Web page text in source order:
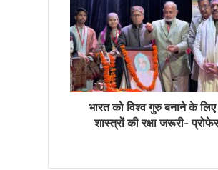
भारत को विश्व गुरु बनाने के लिए
शास्त्रों की रक्षा जरूरी-